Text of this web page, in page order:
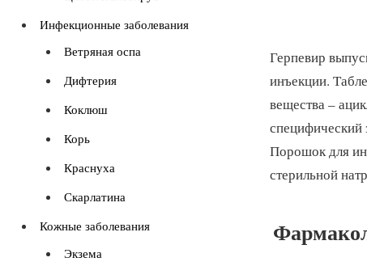
Герпевир
инъекции.
вещества –
специфический
Порошок для
стерильной
Инфекционные заболевания
Ветряная оспа
Дифтерия
Коклюш
Корь
Краснуха
Скарлатина
Кожные заболевания
Экзема